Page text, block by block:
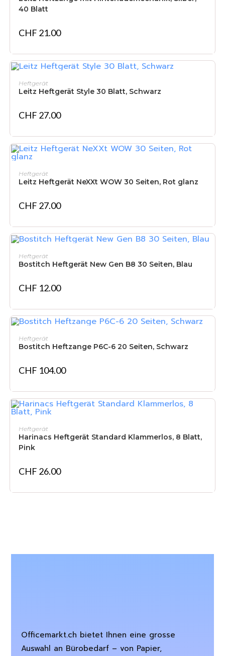
40 Blatt
CHF 21.00
Heftgerät
Leitz Heftgerät Style 30 Blatt, Schwarz
CHF 27.00
Heftgerät
Leitz Heftgerät NeXXt WOW 30 Seiten, Rot glanz
CHF 27.00
Heftgerät
Bostitch Heftgerät New Gen B8 30 Seiten, Blau
CHF 12.00
Heftgerät
Bostitch Heftzange P6C-6 20 Seiten, Schwarz
CHF 104.00
Heftgerät
Harinacs Heftgerät Standard Klammerlos, 8 Blatt,
Pink
CHF 26.00
Officemarkt.ch bietet Ihnen eine grosse
Auswahl an Bürobedarf – von Papier,